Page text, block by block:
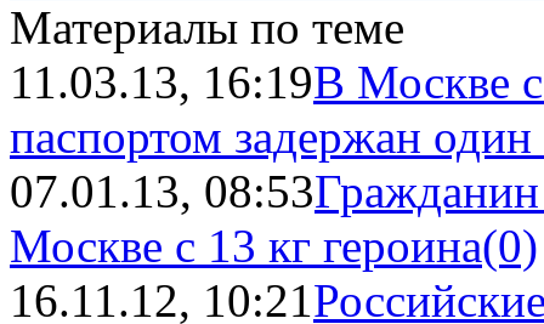
Материалы по теме
11.03.13, 16:19В Москве
паспортом задержан
07.01.13, 08:53
Москве с 13 кг героина(0)
16.11.12, 10:21